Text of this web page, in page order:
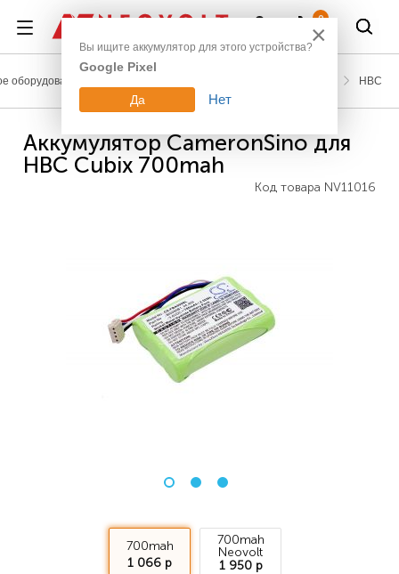
0
оборудование HBC
Аккумулятор CameronSino для
HBC Cubix 700mah
Код товара NV11016
700mah
1 066 р
700mah
Neovolt
1 950 р
×
Вы ищите аккумулятор для этого устройства?
Google Pixel
Да Нет